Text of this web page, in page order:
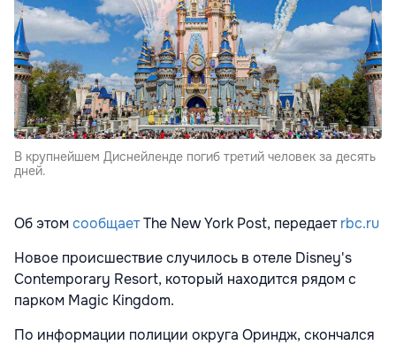
В крупнейшем Диснейленде погиб третий человек за десять
дней.
Об этомсообщаетThe New York Post, передаетrbc.ru
Новое происшествие случилось в отеле Disney's
Contemporary Resort, который находится рядом с
парком Magic Kingdom.
По информации полиции округа Ориндж, скончался